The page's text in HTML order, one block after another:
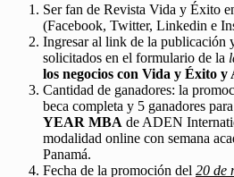
Ser fan de Revista Vida y Éxito
(Facebook, Twitter, Linkedin e
Ingresar al link de la publicación
solicitados en el formulario de la
los negocios con Vida y Éxito y
Cantidad de ganadores: la
beca completa y 5 ganadores
YEAR MBA de ADEN
modalidad online con semana
Panamá.
Fecha de la promoción del 20 de